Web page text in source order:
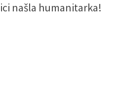
našla humanitarka!